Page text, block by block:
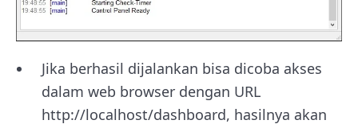
Jika berhasil dijalankan bisa dicoba akses
dalam web browser dengan URL
http://localhost/dashboard, hasilnya akan